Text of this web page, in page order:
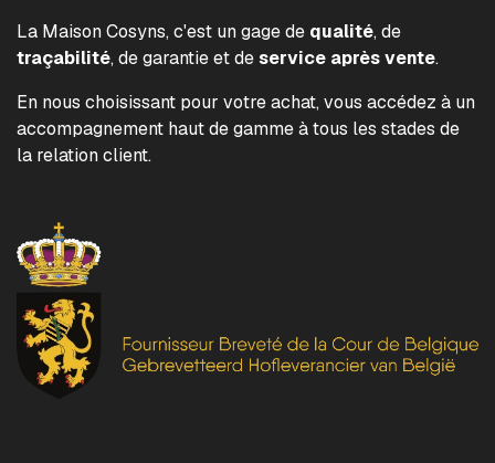
La Maison Cosyns, c'est un gage de qualité, de
traçabilité, de garantie et deservice après vente.
En nous choisissant pour votre achat, vous accédez à un
accompagnement haut de gamme à tous les stades de
la relation client.